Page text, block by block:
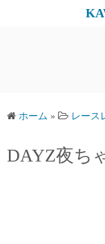
ス
ッ
ホーム » レース
DAYZ夜ち